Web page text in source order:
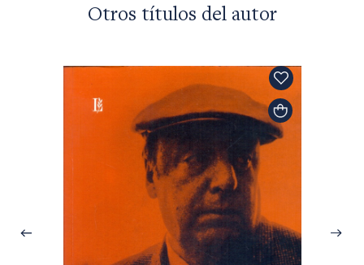
Otros títulos del autor